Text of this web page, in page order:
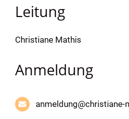
Leitung
Christiane Mathis
Anmeldung
anmeldung@christiane-